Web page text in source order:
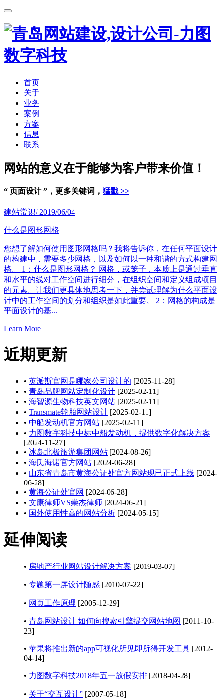
首页
关于
业务
案例
方案
信息
联系
网站的意义在于能够为客户带来价值！
“ 页面设计 ”，更多关键词， 猛戳 >>
建站常识/ 2019/06/04
什么是图形网格
您想了解如何使用图形网格吗？我将告诉你，在任何平面设计
的构建中，需要多少网格，以及如何以一种和谐的方式构建网
格。 1：什么是图形网格？ 网格，或笼子，本质上是通过垂直
和水平的线对工作空间进行细分，在组织空间和定义组成项目
的元素。让我们更具体地思考一下，并尝试理解为什么平面设
计中的工作空间的划分和组织是如此重要。 2：网格的构成是
平面设计的基...
Learn More
近期更新
• 英派斯官网是哪家公司设计的 [2025-11-28]
• 青岛品牌网站定制化设计 [2025-02-11]
• 海智源生物科技英文网站 [2025-02-11]
• Transmate轮胎网站设计 [2025-02-11]
• 中船发动机官方网站 [2025-02-11]
• 力图数字科技中标中船发动机，提供数字化解决方案
[2024-11-27]
• 冰岛北极旅游集团网站 [2024-08-26]
• 海氏海诺官方网站 [2024-06-28]
• 山东省青岛市黄海公证处官方网站现已正式上线 [2024-
06-28]
• 黄海公证处官网 [2024-06-28]
• 文康律师VS崇杰律师 [2024-06-21]
• 国外使用性高的网站分析 [2024-05-15]
延伸阅读
• 房地产行业网站设计解决方案 [2019-03-07]
• 专题第一屏设计随感 [2010-07-22]
• 网页工作原理 [2005-12-29]
• 青岛网站设计 如何向搜索引擎提交网站地图 [2011-10-
23]
• 苹果将推出新的app可视化所见即所得开发工具 [2012-
04-14]
• 力图数字科技2018年五一放假安排 [2018-04-28]
• 关于“交互设计” [2007-05-18]